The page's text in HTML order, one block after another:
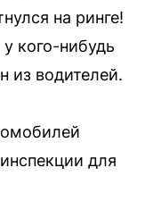
на ринге!
кого-нибудь
из водителей.
для